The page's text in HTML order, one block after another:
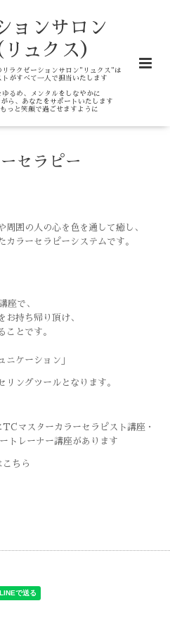
ョンサロン
ュクス）
ラクゼーションサロン"リュクス"は
がすべて一人で担当いたします
るめ、メンタルをしなやかに
ら、あなたをサポートいたします
っと笑顔で過ごせますように
セラピー
周囲の人の心を色を通して癒し、
カラーセラピーシステムです。
座で、
お持ち帰り頂け、
ことです。
ュニケーション」
リングツールとなります。
TCマスターカラーセラピスト講座・
トレーナー講座があります
ちら